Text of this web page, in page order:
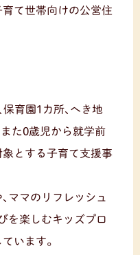
て世帯向けの公営住
育園1カ所､へき地
また0歳児から就学前
とする子育て支援事
ママのリフレッシュ
を楽しむキッズプロ
います。